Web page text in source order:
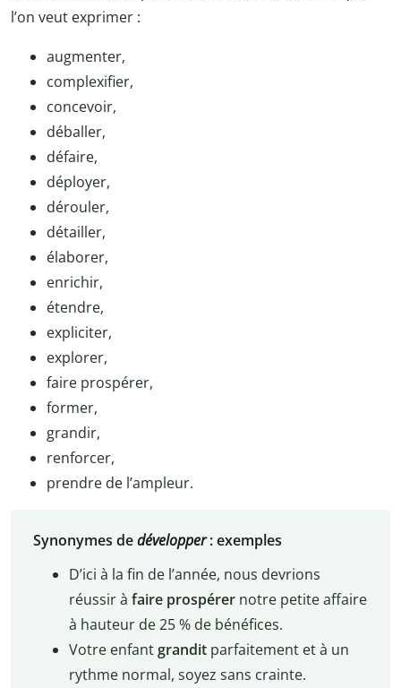
l’on veut exprimer :
augmenter,
complexifier,
concevoir,
déballer,
défaire,
déployer,
dérouler,
détailler,
élaborer,
enrichir,
étendre,
expliciter,
explorer,
faire prospérer,
former,
grandir,
renforcer,
prendre de l’ampleur.
Synonymes dedévelopper: exemples
D’ici à la fin de l’année, nous devrions
réussir à faire prospérernotre petite affaire
à hauteur de 25 % de bénéfices.
Votre enfantgranditparfaitement et à un
rythme normal, soyez sans crainte.